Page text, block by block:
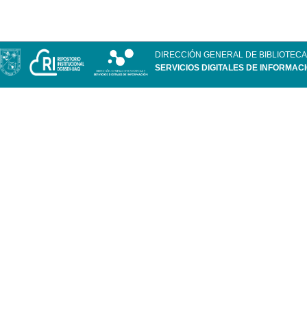
DIRECCIÓN GENERAL DE
SERVICIOS DIGITALES DE